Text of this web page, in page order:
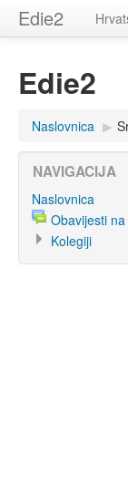
Edie2
Edie2
Naslovnica ▶
NAVIGACIJA
Naslovnica
Obavijesti
Kolegiji